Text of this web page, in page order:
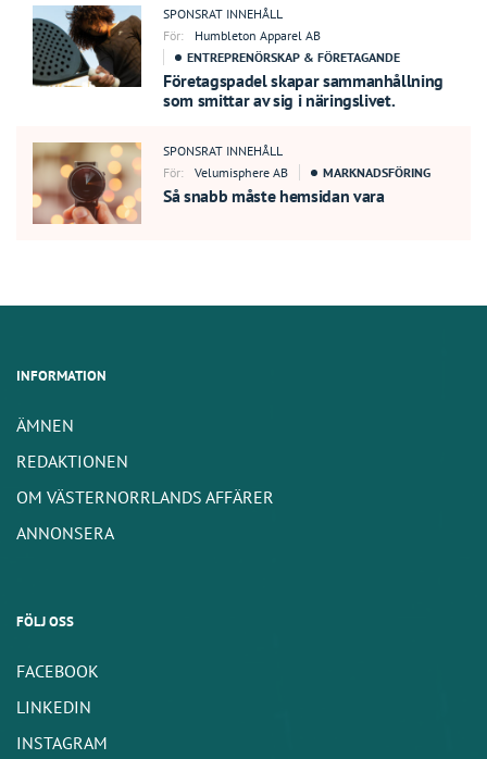
SPONSRAT INNEHÅLL
För:
Humbleton Apparel AB
ENTREPRENÖRSKAP & FÖRETAGANDE
Företagspadel skapar sammanhållning
som smittar av sig i näringslivet.
SPONSRAT INNEHÅLL
För:
Velumisphere AB MARKNADSFÖRING
Så snabb måste hemsidan vara
INFORMATION
ÄMNEN
REDAKTIONEN
OM VÄSTERNORRLANDS AFFÄRER
ANNONSERA
FÖLJ OSS
FACEBOOK
LINKEDIN
INSTAGRAM